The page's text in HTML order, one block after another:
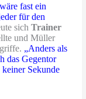
fast ein
für den
sichTrainer
und Müller
„Anders als
das Gegentor
Sekunde